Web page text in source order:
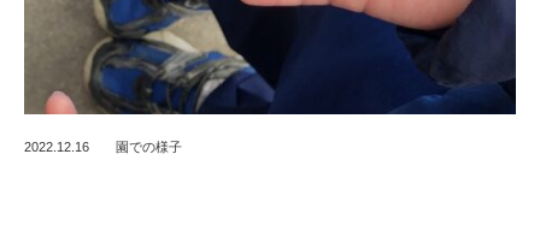
2022.12.16 園での様子